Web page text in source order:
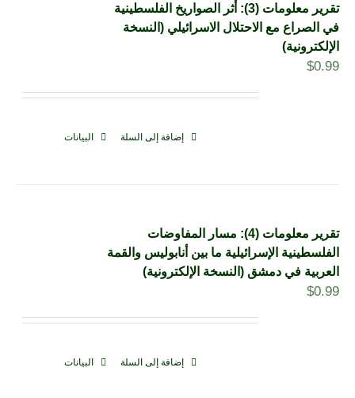
تقرير معلومات (3): أثر الصواريخ الفلسطينية
في الصراع مع الاحتلال الاسرائيلي (النسخة
الإلكترونية)
$0.99
إضافة إلى السلة البيانات
تقرير معلومات (4): مسار المفاوضات
الفلسطينية الإسرائيلية ما بين أنابوليس والقمة
العربية في دمشق (النسخة الإلكترونية)
$0.99
إضافة إلى السلة البيانات